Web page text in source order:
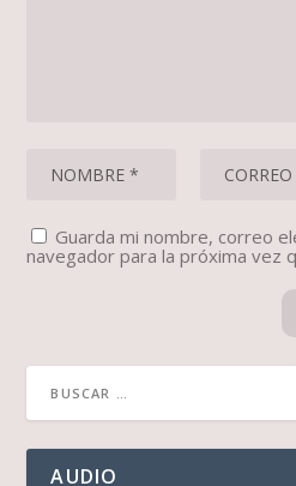
Guarda mi nombre, correo
navegador para la próxima vez
AUDIO